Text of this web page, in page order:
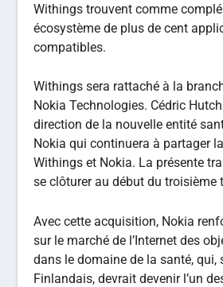
Withings trouvent comme
écosystème de plus de cent
compatibles.
Withings sera rattaché à la
Nokia Technologies. Cédric
direction de la nouvelle entité
Nokia qui continuera à partager
Withings et Nokia. La présente
se clôturer au début du troisième
Avec cette acquisition, Nokia
sur le marché de l’Internet des
dans le domaine de la santé, qui,
Finlandais, devrait devenir l’un